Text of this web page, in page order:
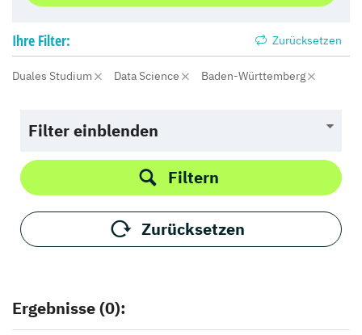
Ihre Filter: Zurücksetzen
Duales Studium Data Science Baden-Württemberg
Filter einblenden
Filtern
Zurücksetzen
Ergebnisse (0):